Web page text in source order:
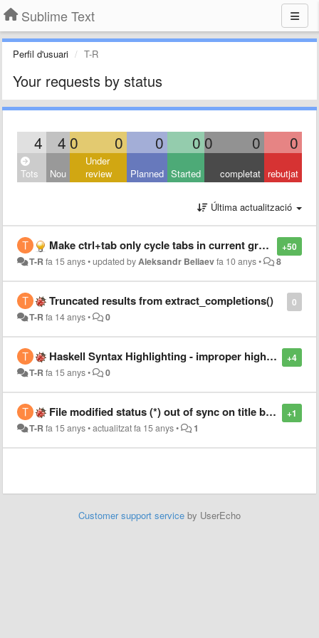
Sublime Text
Perfil d'usuari T-R
Your requests by status
4 4 0 0 0 0 0 0 0
Tots Nou
Under
review
Planned Started completat rebutjat
Última actualització
+50
Make ctrl+tab only cycle tabs in current group (and in order of appearance)
T-Rfa 15 anys•updated byAleksandr Beliaevfa 10 anys• 8
0
Truncated results from extract_completions()
T-Rfa 14 anys• 0
+4
Haskell Syntax Highlighting - improper highlighting in import and module declarations
T-Rfa 15 anys• 0
+1
File modified status (*) out of sync on title bar in Linux
T-Rfa 15 anys•actualitzatfa 15 anys• 1
Customer support service by UserEcho